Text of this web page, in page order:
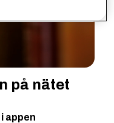
på nätet
appen